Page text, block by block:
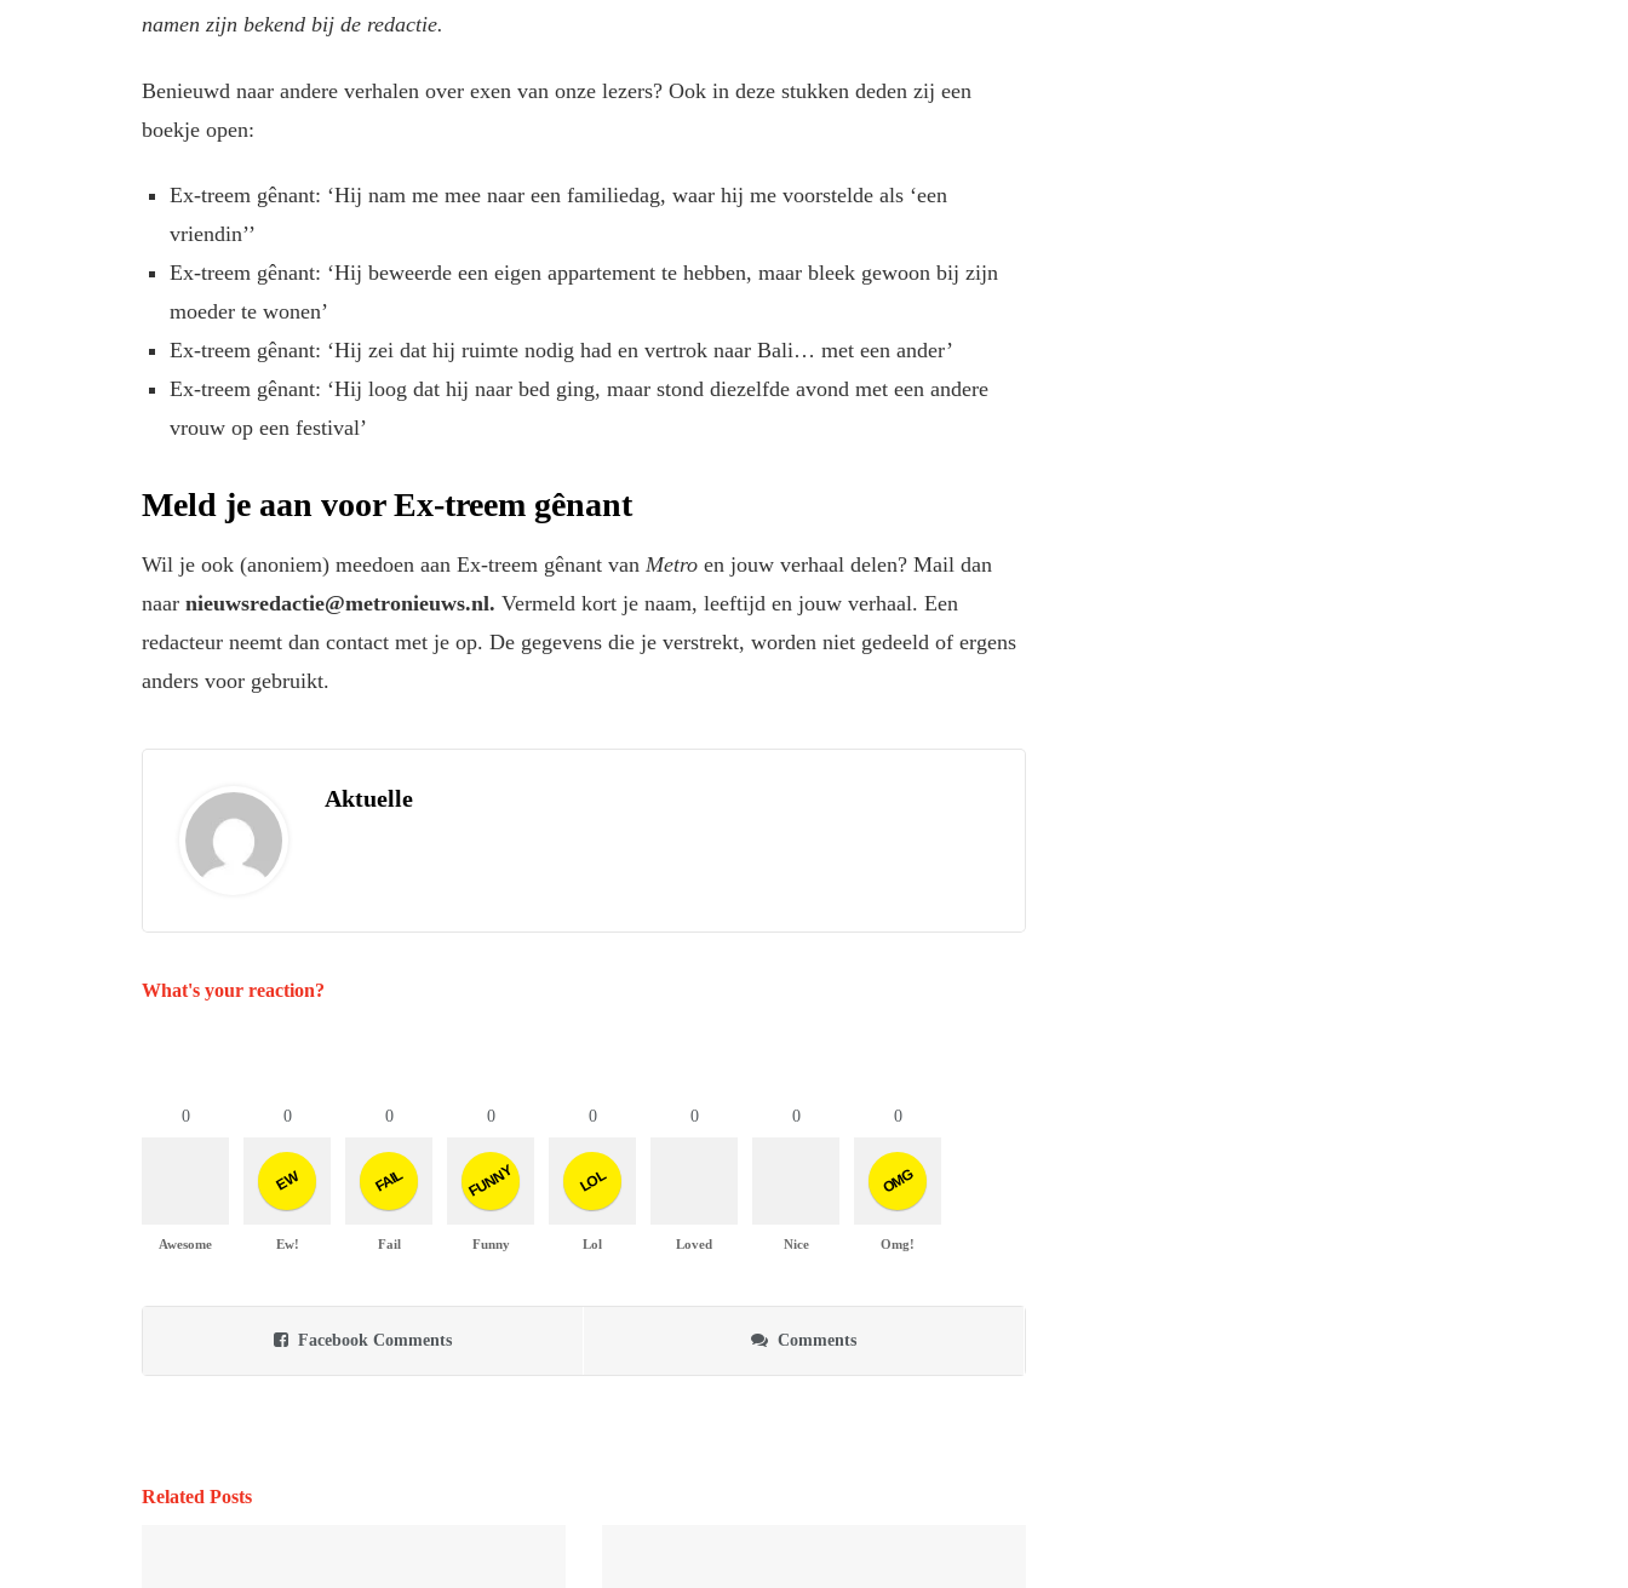
namen zijn bekend bij de redactie.
Benieuwd naar andere verhalen over exen van onze lezers? Ook in deze stukken deden zij een
boekje open:
Ex-treem gênant: ‘Hij nam me mee naar een familiedag, waar hij me voorstelde als ‘een
vriendin’’
Ex-treem gênant: ‘Hij beweerde een eigen appartement te hebben, maar bleek gewoon bij zijn
moeder te wonen’
Ex-treem gênant: ‘Hij zei dat hij ruimte nodig had en vertrok naar Bali… met een ander’
Ex-treem gênant: ‘Hij loog dat hij naar bed ging, maar stond diezelfde avond met een andere
vrouw op een festival’
Meld je aan voor Ex-treem gênant
Wil je ook (anoniem) meedoen aan Ex-treem gênant van Metroen jouw verhaal delen? Mail dan
naar nieuwsredactie@metronieuws.nl. Vermeld kort je naam, leeftijd en jouw verhaal. Een
redacteur neemt dan contact met je op. De gegevens die je verstrekt, worden niet gedeeld of ergens
anders voor gebruikt.
Aktuelle
What's your reaction?
0
Awesome
0
EW
Ew!
0
FAIL
Fail
0
FUNNY
Funny
0
LOL
Lol
0
Loved
0
Nice
0
OMG
Omg!
Facebook Comments Comments
Related Posts